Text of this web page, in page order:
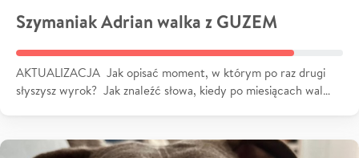
Szymaniak Adrian walka z GUZEM
AKTUALIZACJA Jak opisać moment, w którym po raz drugi
słyszysz wyrok? Jak znaleźć słowa, kiedy po miesiącach wal…